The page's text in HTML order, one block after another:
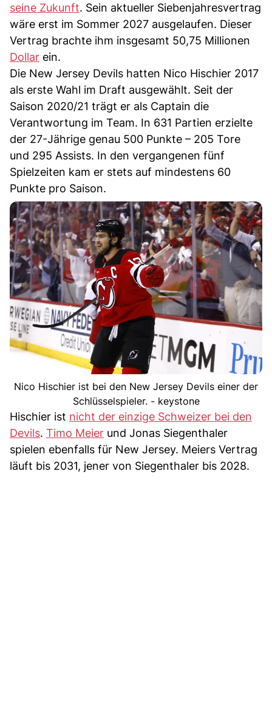
seine Zukunft. Sein aktueller Siebenjahresvertrag
wäre erst im Sommer 2027 ausgelaufen. Dieser
Vertrag brachte ihm insgesamt 50,75 Millionen
Dollar ein.
Die New Jersey Devils hatten Nico Hischier 2017
als erste Wahl im Draft ausgewählt. Seit der
Saison 2020/21 trägt er als Captain die
Verantwortung im Team. In 631 Partien erzielte
der 27-Jährige genau 500 Punkte – 205 Tore
und 295 Assists. In den vergangenen fünf
Spielzeiten kam er stets auf mindestens 60
Punkte pro Saison.
Nico Hischier ist bei den New Jersey Devils einer der
Schlüsselspieler. - keystone
Hischier ist nicht der einzige Schweizer bei den
Devils. Timo Meier und Jonas Siegenthaler
spielen ebenfalls für New Jersey. Meiers Vertrag
läuft bis 2031, jener von Siegenthaler bis 2028.